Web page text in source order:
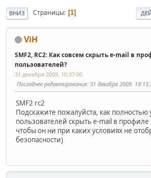
ВНИЗ Страницы 1
ViH
SMF2, RC2: Как совсем скрыть e-mail в
пользователей?
31 декабря 2009, 10:37:00
Последнее редактирование: 31 декабря 2009,
SMF2 rc2
Подскажите пожалуйста, как полностью
пользователей скрыть e-mail в
чтобы он ни при каких условиях не
безопасности)